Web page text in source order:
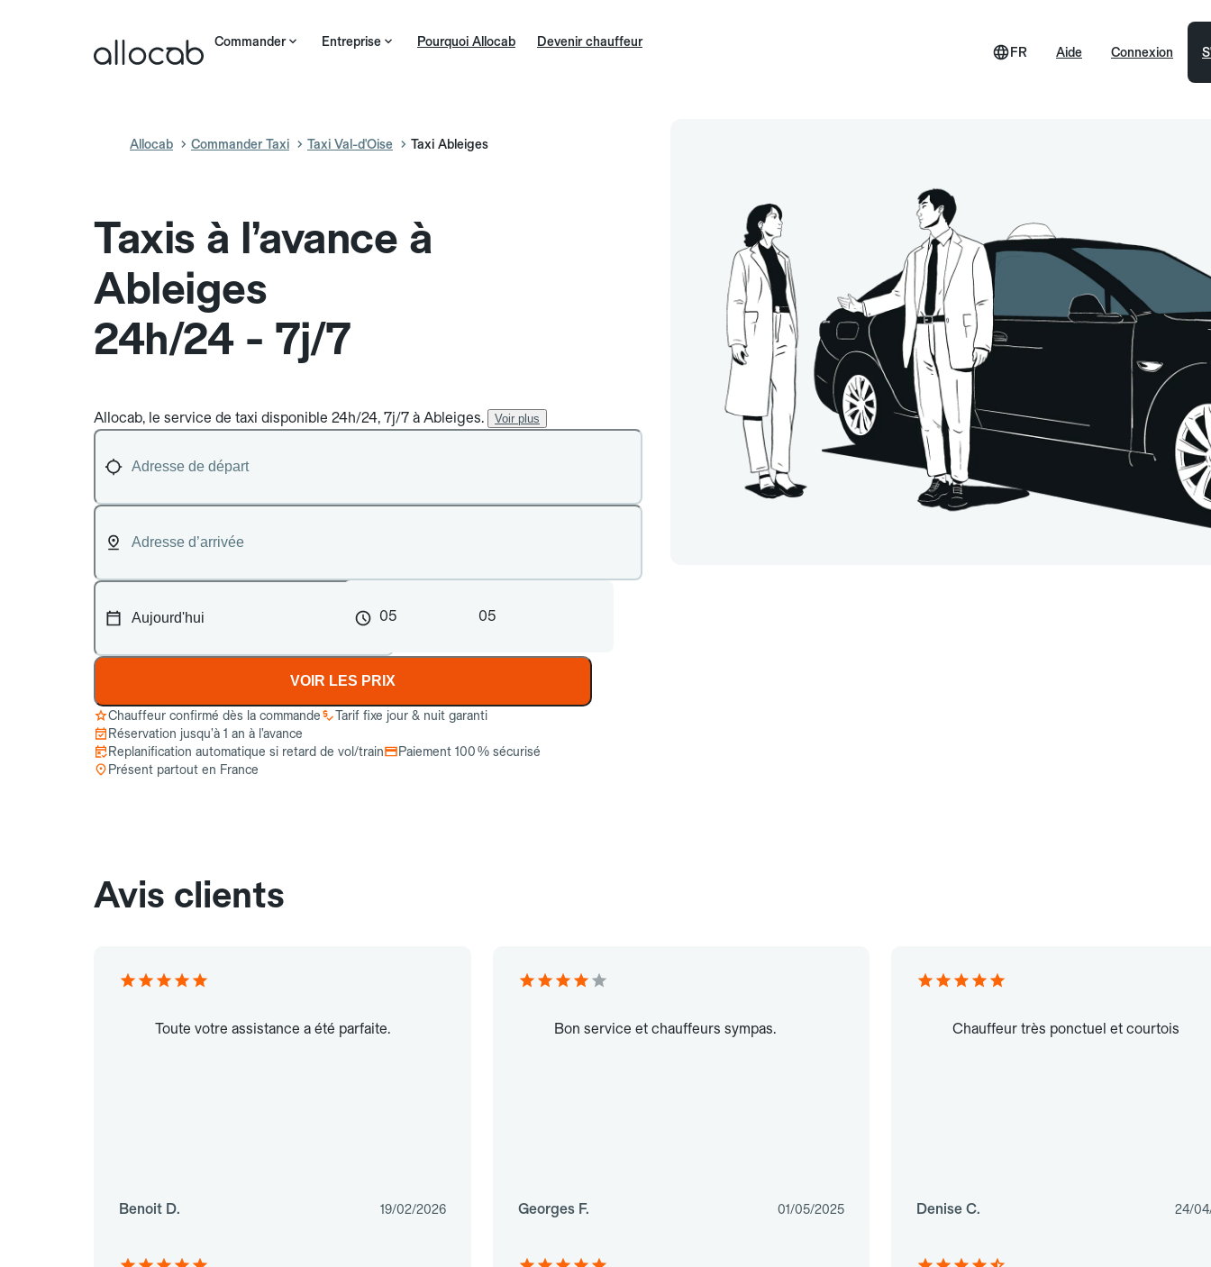
Commander Entreprise Pourquoi Allocab Devenir chauffeur
Aide
FR Connexion
Allocab Commander Taxi Taxi Val-d'Oise Taxi Ableiges
Taxis à l’avance à
Ableiges
24h/24 - 7j/7
Allocab, le service de taxi disponible 24h/24, 7j/7 à Ableiges. Voir plus
05 05
VOIR LES PRIX
Chauffeur confirmé dès la commande
Tarif fixe jour & nuit garanti
Réservation jusqu’à 1 an à l’avance
Replanification automatique si retard de vol/train
Paiement 100 % sécurisé
Présent partout en France
Avis clients
Toute votre assistance a été parfaite.
Benoit D. 19/02/2026
Bon service et chauffeurs sympas.
Georges F. 01/05/2025
Chauffeur très ponctuel et courtois
Denise C. 24/